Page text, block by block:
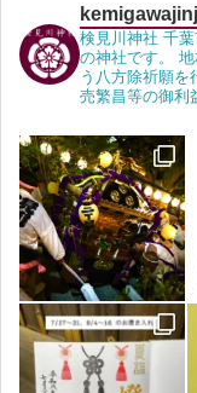
検見川神社 千
の神社です。
う八方除祈願を
売繁昌等の御利